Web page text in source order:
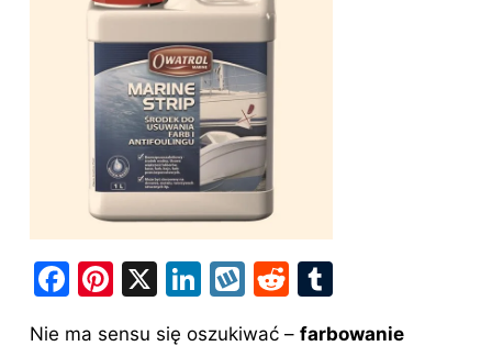
F
Pi X
Li W R
Nie ma sensu się oszukiwać – farbowanie